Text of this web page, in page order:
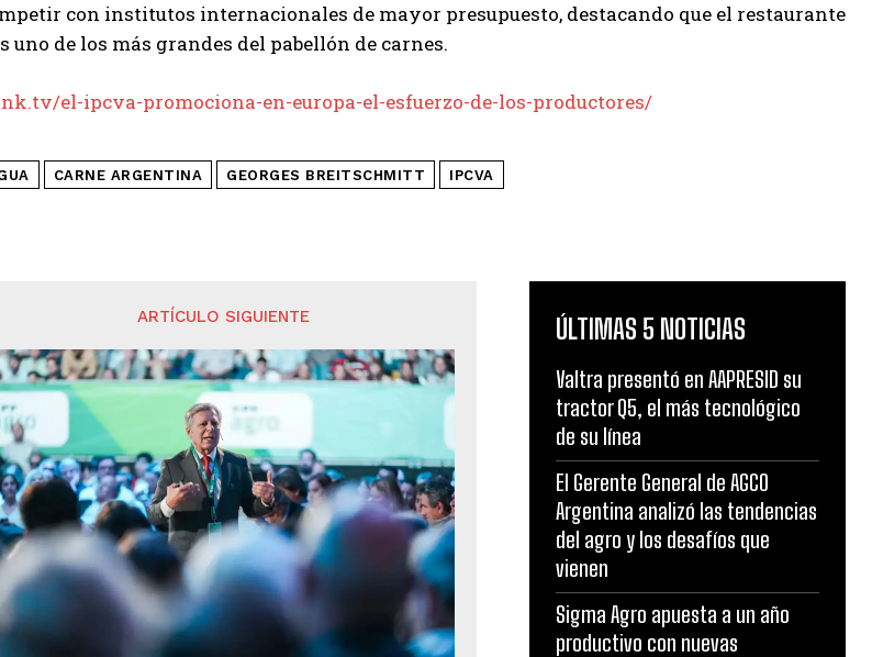
con institutos internacionales de mayor presupuesto, destacando que el restaurante
uno de los más grandes del pabellón de carnes.
el-ipcva-promociona-en-europa-el-esfuerzo-de-los-productores/
CARNE ARGENTINA GEORGES BREITSCHMITT IPCVA
ARTÍCULO SIGUIENTE ÚLTIMAS 5 NOTICIAS
Valtra presentó en AAPRESID su
tractor Q5, el más tecnológico
de su línea
El Gerente General de AGCO
Argentina analizó las tendencias
del agro y los desafíos que
vienen
Sigma Agro apuesta a un año
productivo con nuevas